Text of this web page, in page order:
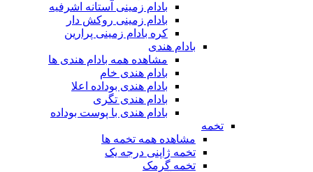
بادام زمینی آستانه اشرفیه
بادام زمینی روکش دار
کره بادام زمینی پرارین
بادام هندی
مشاهده همه بادام هندی ها
بادام هندی خام
بادام هندی بوداده اعلا
بادام هندی تگری
بادام هندی با پوست بوداده
تخمه
مشاهده همه تخمه ها
تخمه ژاپنی درجه یک
تخمه گرمک